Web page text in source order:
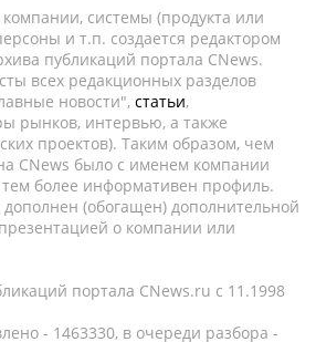
системы (продукта или
и т.п. создается редактором
публикаций портала CNews.
всех редакционных разделов
новости", статьи,
рынков, интервью, а также
проектов). Таким образом, чем
CNews было с именем компании
тем более информативен профиль.
(обогащен) дополнительной
о компании или
портала CNews.ru c 11.1998
- 1463330, в очереди разбора -